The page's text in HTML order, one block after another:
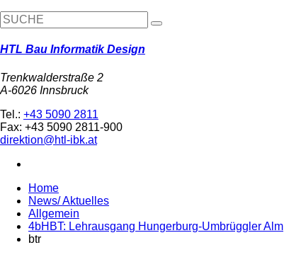
HTL Bau Informatik Design
Trenkwalderstraße 2
A-6026 Innsbruck
Tel.: +43 5090 2811
Fax: +43 5090 2811-900
direktion@htl-ibk.at
Home
News/ Aktuelles
Allgemein
4bHBT: Lehrausgang Hungerburg-Umbrüggler Alm
btr